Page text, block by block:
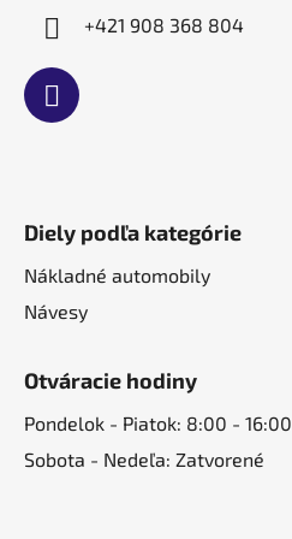
+421 908 368 804
Diely podľa kategórie
Nákladné automobily
Návesy
Otváracie hodiny
Pondelok - Piatok: 8:00 - 16:00
Sobota - Nedeľa: Zatvorené